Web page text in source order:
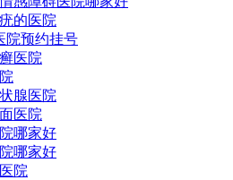
的医院
院预约挂号
医院
腺医院
医院
哪家好
哪家好
院